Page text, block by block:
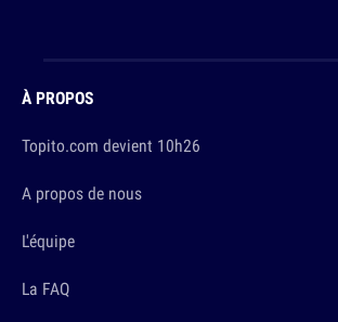
À PROPOS
Topito.com devient 10h26
A propos de nous
L'équipe
La FAQ